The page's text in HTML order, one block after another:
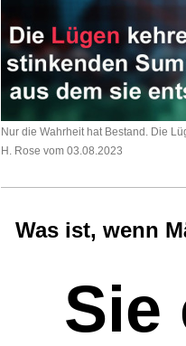
Nur die Wahrheit hat Bestand. Die
H. Rose vom 03.08.2023
Was ist, wenn
Sie